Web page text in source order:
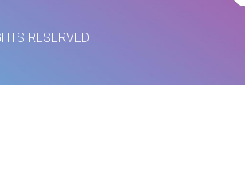
RESERVED